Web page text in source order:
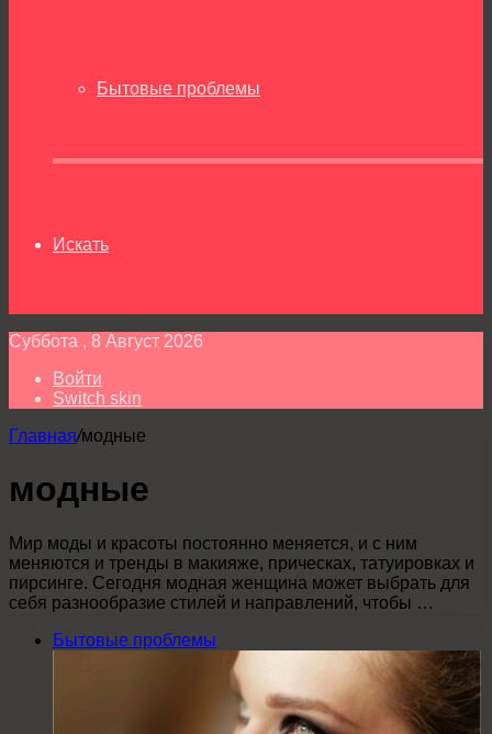
Бытовые проблемы
Искать
Суббота , 8 Август 2026
Войти
Switch skin
Главная/модные
модные
Мир моды и красоты постоянно меняется, и с ним
меняются и тренды в макияже, прическах, татуировках и
пирсинге. Сегодня модная женщина может выбрать для
себя разнообразие стилей и направлений, чтобы …
Бытовые проблемы